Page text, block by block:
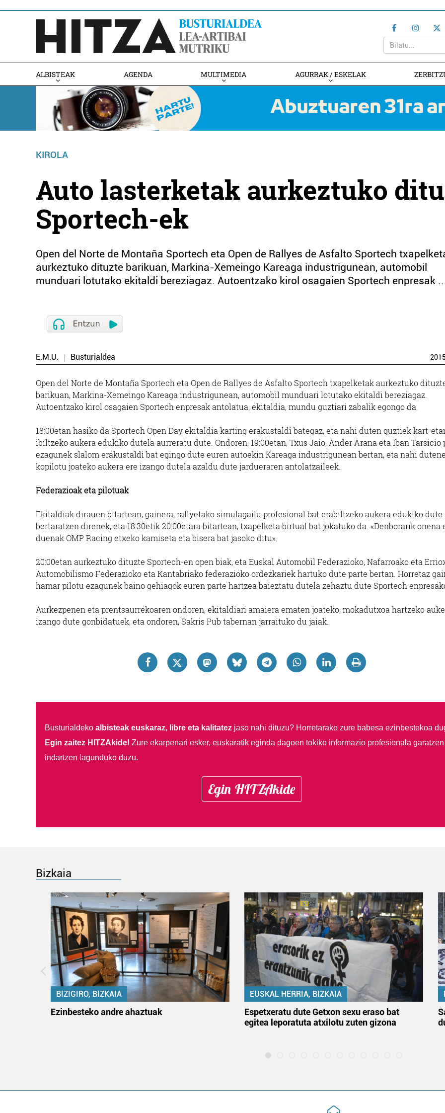
ALBISTEAK AGENDA MULTIMEDIA AGURRAK / ESKELAK
KIROLA
Auto lasterketak aurkeztuko ditu
Sportech-ek
Open del Norte de Montaña Sportech eta Open de Rallyes de Asfalto Sportech
aurkeztuko dituzte barikuan, Markina-Xemeingo Kareaga industrigunean, automobil
munduari lotutako ekitaldi bereziagaz. Autoentzako kirol osagaien Sportech enpresak
E.M.U. Busturialdea 2015
Open del Norte de Montaña Sportech eta Open de Rallyes de Asfalto Sportech txapelketak aurkeztuko
barikuan, Markina-Xemeingo Kareaga industrigunean, automobil munduari lotutako ekitaldi bereziagaz.
Autoentzako kirol osagaien Sportech enpresak antolatua, ekitaldia, mundu guztiari zabalik egongo da.
18:00etan hasiko da Sportech Open Day ekitaldia karting erakustaldi bategaz, eta nahi duten guztiek kart-
ibiltzeko aukera edukiko dutela aurreratu dute. Ondoren, 19:00etan, Txus Jaio, Ander Arana eta Iban Tarsicio
ezagunek slalom erakustaldi bat egingo dute euren autoekin Kareaga industrigunean bertan, eta nahi
kopilotu joateko aukera ere izango dutela azaldu dute jardueraren antolatzaileek.
Federazioak eta pilotuak
Ekitaldiak dirauen bitartean, gainera, rallyetako simulagailu profesional bat erabiltzeko aukera edukiko dute
bertaratzen direnek, eta 18:30etik 20:00etara bitartean, txapelketa birtual bat jokatuko da. «Denborarik onena
duenak OMP Racing etxeko kamiseta eta bisera bat jasoko ditu».
20:00etan aurkeztuko dituzte Sportech-en open biak, eta Euskal Automobil Federazioko, Nafarroako eta
Automobilismo Federazioko eta Kantabriako federazioko ordezkariek hartuko dute parte bertan. Horretaz
hamar pilotu ezagunek baino gehiagok euren parte hartzea baieztatu dutela zehaztu dute Sportech
Aurkezpenen eta prentsaurrekoaren ondoren, ekitaldiari amaiera ematen joateko, mokadutxoa hartzeko
izango dute gonbidatuek, eta ondoren, Sakris Pub tabernan jarraituko du jaiak.
Busturialdeko albisteak euskaraz, libre eta kalitatezjaso nahi dituzu? Horretarako zure babesa ezinbestekoa
Egin zaitez HITZAkide! Zure ekarpenari esker, euskaratik eginda dagoen tokiko informazio profesionala garatzen
indartzen lagunduko duzu.
Egin HITZAkide
Bizkaia
BIZIGIRO, BIZKAIA
Ezinbesteko andre ahaztuak
EUSKAL HERRIA, BIZKAIA
Espetxeratu dute Getxon sexu eraso bat
egitea leporatuta atxilotu zuten gizona